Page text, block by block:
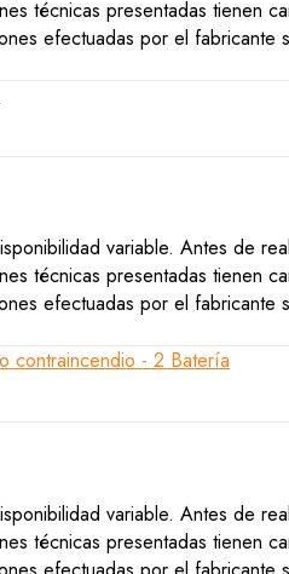
técnicas presentadas tienen
efectuadas por el fabricante
variable. Antes de
técnicas presentadas tienen
efectuadas por el fabricante
variable. Antes de
técnicas presentadas tienen